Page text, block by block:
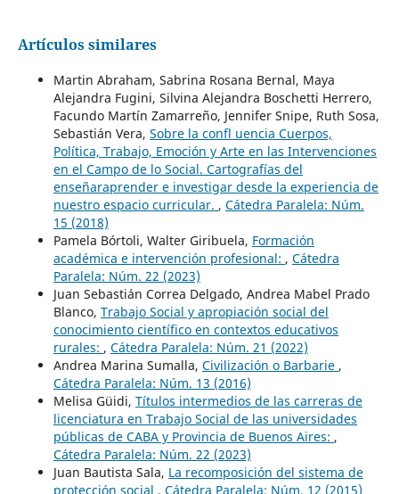
Artículos similares
Martin Abraham, Sabrina Rosana Bernal, Maya
Alejandra Fugini, Silvina Alejandra Boschetti Herrero,
Facundo Martín Zamarreño, Jennifer Snipe, Ruth Sosa,
Sebastián Vera, Sobre la confl uencia Cuerpos,
Política, Trabajo, Emoción y Arte en las Intervenciones
en el Campo de lo Social. Cartografías del
enseñaraprender e investigar desde la experiencia de
nuestro espacio curricular. , Cátedra Paralela: Núm.
15 (2018)
Pamela Bórtoli, Walter Giribuela, Formación
académica e intervención profesional: , Cátedra
Paralela: Núm. 22 (2023)
Juan Sebastián Correa Delgado, Andrea Mabel Prado
Blanco, Trabajo Social y apropiación social del
conocimiento científico en contextos educativos
rurales: , Cátedra Paralela: Núm. 21 (2022)
Andrea Marina Sumalla, Civilización o Barbarie ,
Cátedra Paralela: Núm. 13 (2016)
Melisa Güidi, Títulos intermedios de las carreras de
licenciatura en Trabajo Social de las universidades
públicas de CABA y Provincia de Buenos Aires: ,
Cátedra Paralela: Núm. 22 (2023)
Juan Bautista Sala, La recomposición del sistema de
protección social , Cátedra Paralela: Núm. 12 (2015)